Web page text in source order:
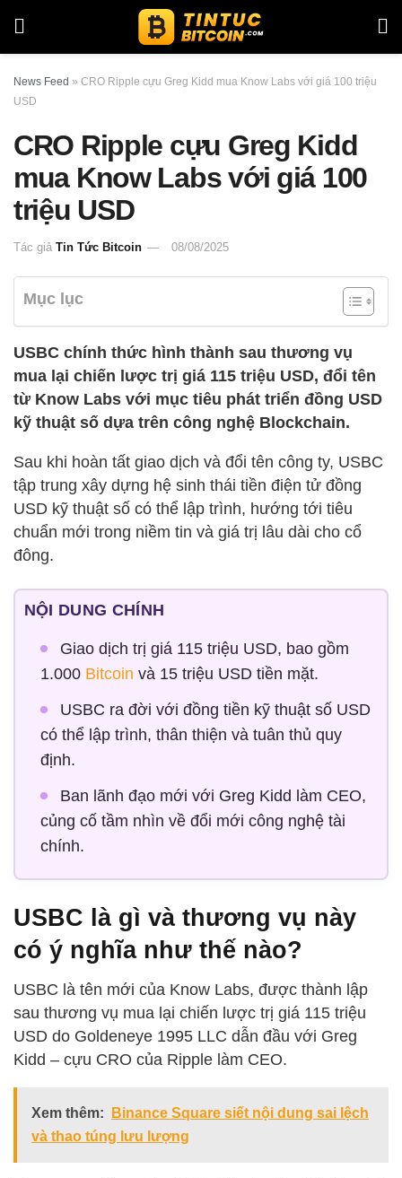
News Feed » CRO Ripple cựu Greg Kidd mua Know Labs với giá 100 triệu
USD
CRO Ripple cựu Greg Kidd
mua Know Labs với giá 100
triệu USD
Tác giả Tin Tức Bitcoin 08/08/2025
Mục lục
USBC chính thức hình thành sau thương vụ
mua lại chiến lược trị giá 115 triệu USD, đổi tên
từ Know Labs với mục tiêu phát triển đồng USD
kỹ thuật số dựa trên công nghệ Blockchain.
Sau khi hoàn tất giao dịch và đổi tên công ty, USBC
tập trung xây dựng hệ sinh thái tiền điện tử đồng
USD kỹ thuật số có thể lập trình, hướng tới tiêu
chuẩn mới trong niềm tin và giá trị lâu dài cho cổ
đông.
NỘI DUNG CHÍNH
Giao dịch trị giá 115 triệu USD, bao gồm
1.000 Bitcoin và 15 triệu USD tiền mặt.
USBC ra đời với đồng tiền kỹ thuật số USD
có thể lập trình, thân thiện và tuân thủ quy
định.
Ban lãnh đạo mới với Greg Kidd làm CEO,
củng cố tầm nhìn về đổi mới công nghệ tài
chính.
USBC là gì và thương vụ này
có ý nghĩa như thế nào?
USBC là tên mới của Know Labs, được thành lập
sau thương vụ mua lại chiến lược trị giá 115 triệu
USD do Goldeneye 1995 LLC dẫn đầu với Greg
Kidd – cựu CRO của Ripple làm CEO.
Xem thêm:
Binance Square siết nội dung sai lệch
và thao túng lưu lượng